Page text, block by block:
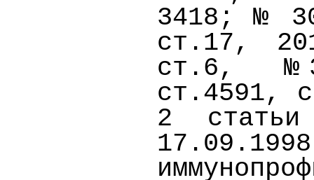
3418; №
ст.17,
ст.6,
ст.4591,
2